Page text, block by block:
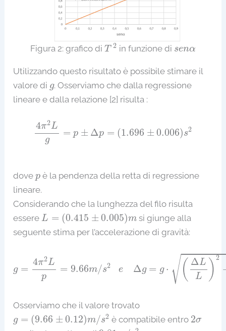
Figura 2: grafico diT 2
T2 in funzione di senα
senα
Utilizzando questo risultato è possibile stimare il
valore di g
g. Osserviamo che dalla regressione
lineare e dalla relazione [2] risulta :
4π2L
g
= p ± Δp = (1.696 ± 0.006)s2
4 π
dovep
p è la pendenza della retta di regressione
lineare.
Considerando che la lunghezza del filo risulta
essere L = (0.415 ± 0.005)m
L 0.415± 0.005 )m
si giunge alla
seguente stima per l’accelerazione di gravità:
g =
4π2L
p
= 9.66m/s2 e Δg = g ⋅ √( ΔL
L
) 2
(ΔLL)2+(Δp
Osserviamo che il valore trovato
g = (9.66 ± 0.12)m/s2
9.66±0.12) m/ è compatibile entro 2σ
2σ
9.81 / s2